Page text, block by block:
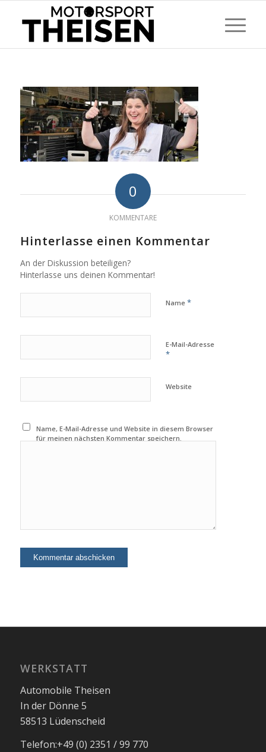
0
KOMMENTARE
Hinterlasse einen Kommentar
An der Diskussion beteiligen?
Hinterlasse uns deinen Kommentar!
Name *
E-Mail-Adresse
*
Website
Name, E-Mail-Adresse und Website in diesem Browser
für meinen nächsten Kommentar speichern.
WERKSTATT
Automobile Theisen
In der Dönne 5
58513 Lüdenscheid
Telefon:+49 (0) 2351 / 99 770